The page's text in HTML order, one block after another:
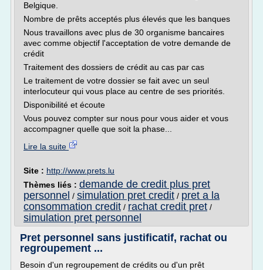
Belgique.
Nombre de prêts acceptés plus élevés que les banques
Nous travaillons avec plus de 30 organisme bancaires
avec comme objectif l'acceptation de votre demande de
crédit
Traitement des dossiers de crédit au cas par cas
Le traitement de votre dossier se fait avec un seul
interlocuteur qui vous place au centre de ses priorités.
Disponibilité et écoute
Vous pouvez compter sur nous pour vous aider et vous
accompagner quelle que soit la phase...
Lire la suite
Site : http://www.prets.lu
Thèmes liés : demande de credit plus pret
personnel / simulation pret credit / pret a la
consommation credit / rachat credit pret /
simulation pret personnel
Pret personnel sans justificatif, rachat ou
regroupement ...
Besoin d'un regroupement de crédits ou d'un prêt